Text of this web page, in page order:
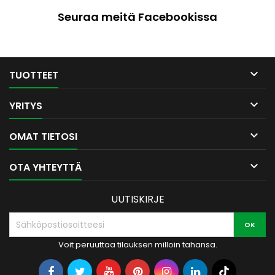
vähäistä. Hyvä valonlähde
pihaan. Maksimi pellettipanos
kipinäsuoja, grilliritilä ja
kipinäsuojakansi. Kysy lisää
Seuraa meitä Facebookissa
TUOTTEET 
YRITYS 
OMAT TIETOSI 
OTA YHTEYTTÄ 
UUTISKIRJE
Voit peruuttaa tilauksen milloin tahansa.